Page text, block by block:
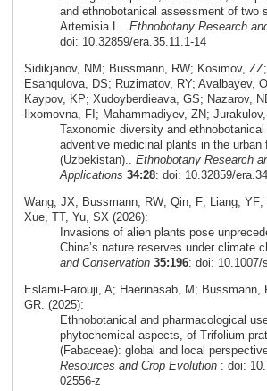
and ethnobotanical assessment of two
Artemisia L.. Ethnobotany Research
doi: 10.32859/era.35.11.1-14
Sidikjanov, NM; Bussmann, RW; Kosimov,
Esanqulova, DS; Ruzimatov, RY; Avalbayev,
Kaypov, KP; Xudoyberdieava, GS; Nazarov,
Ilxomovna, FI; Mahammadiyev, ZN;
Taxonomic diversity and
adventive medicinal plants in the urban
(Uzbekistan).. Ethnobotany Research
Applications 34:28: doi: 10.32859/
Wang, JX; Bussmann, RW; Qin, F; Liang, YF;
Xue, TT, Yu, SX (2026):
Invasions of alien plants pose
China’s nature reserves under climate
and Conservation 35:196: doi: 10.1007/
Eslami‑Farouji, A; Haerinasab, M; Bussmann,
GR. (2025):
Ethnobotanical and pharmacological
phytochemical aspects, of Trifolium
(Fabaceae): global and local
Resources and Crop Evolution: doi:
02556-z